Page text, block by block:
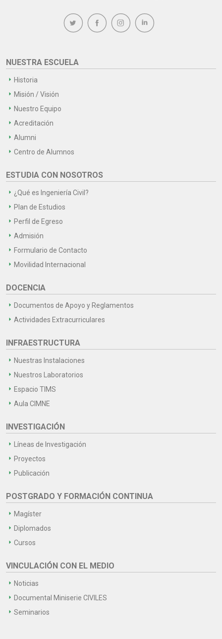
NUESTRA ESCUELA
Historia
Misión / Visión
Nuestro Equipo
Acreditación
Alumni
Centro de Alumnos
ESTUDIA CON NOSOTROS
¿Qué es Ingeniería Civil?
Plan de Estudios
Perfil de Egreso
Admisión
Formulario de Contacto
Movilidad Internacional
DOCENCIA
Documentos de Apoyo y Reglamentos
Actividades Extracurriculares
INFRAESTRUCTURA
Nuestras Instalaciones
Nuestros Laboratorios
Espacio TIMS
Aula CIMNE
INVESTIGACIÓN
Líneas de Investigación
Proyectos
Publicación
POSTGRADO Y FORMACIÓN CONTINUA
Magíster
Diplomados
Cursos
VINCULACIÓN CON EL MEDIO
Noticias
Documental Miniserie CIVILES
Seminarios